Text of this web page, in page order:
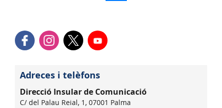
Adreces i telèfons
Direcció Insular de Comunicació
C/ del Palau Reial, 1, 07001 Palma